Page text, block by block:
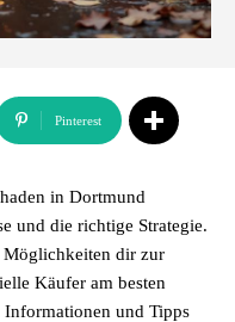
Pinterest
in Dortmund
und die richtige Strategie.
Möglichkeiten dir zur
Käufer am besten
und Tipps